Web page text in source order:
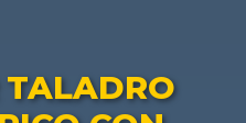
TALADRO